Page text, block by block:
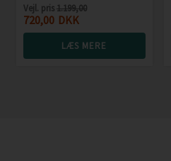
Vejl. pris1.199,00
720,00 DKK
LÆS MERE